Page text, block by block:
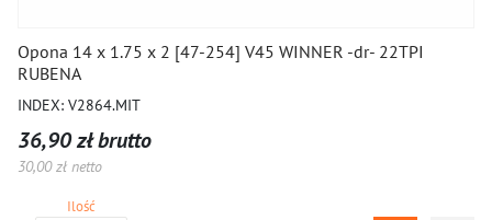
Opona 14 x 1.75 x 2 [47-254] V45 WINNER -dr- 22TPI
RUBENA
INDEX: V2864.MIT
36,90 zł brutto
30,00 zł netto
Ilość